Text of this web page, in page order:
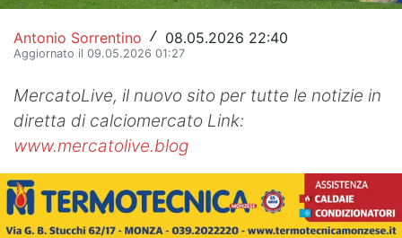
News
Turismo
Eventi
Antonio Sorrentino / 08.05.2026 22:40
Aggiornato il 09.05.2026 01:27
MercatoLive, il nuovo sito per tutte le notizie in
diretta di calciomercato Link:
www.mercatolive.blog